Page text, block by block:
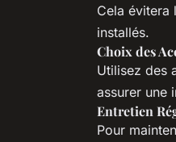
Cela évitera
installés.
Choix des
Utilisez des
assurer une
Entretien
Pour